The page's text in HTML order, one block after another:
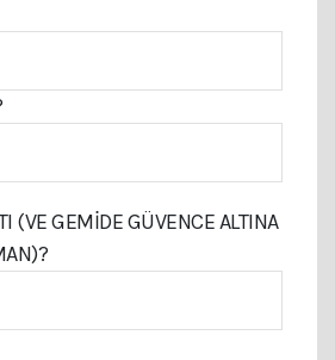
(VE GEMIDE GÜVENCE ALTINA